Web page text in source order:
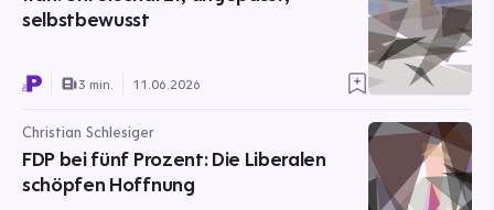
selbstbewusst
3 min. 11.06.2026
Christian Schlesiger
FDP bei fünf Prozent: Die Liberalen
schöpfen Hoffnung